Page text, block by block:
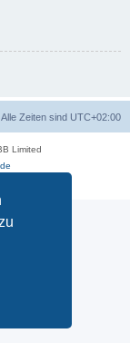
Alle Zeiten sind UTC+02:00
Limited